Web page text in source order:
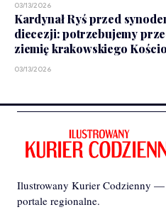
03/13/2026
Kardynał Ryś przed
diecezji: potrzebujemy
ziemię krakowskiego
03/13/2026
Ilustrowany Kurier Codzienny —
portale regionalne.